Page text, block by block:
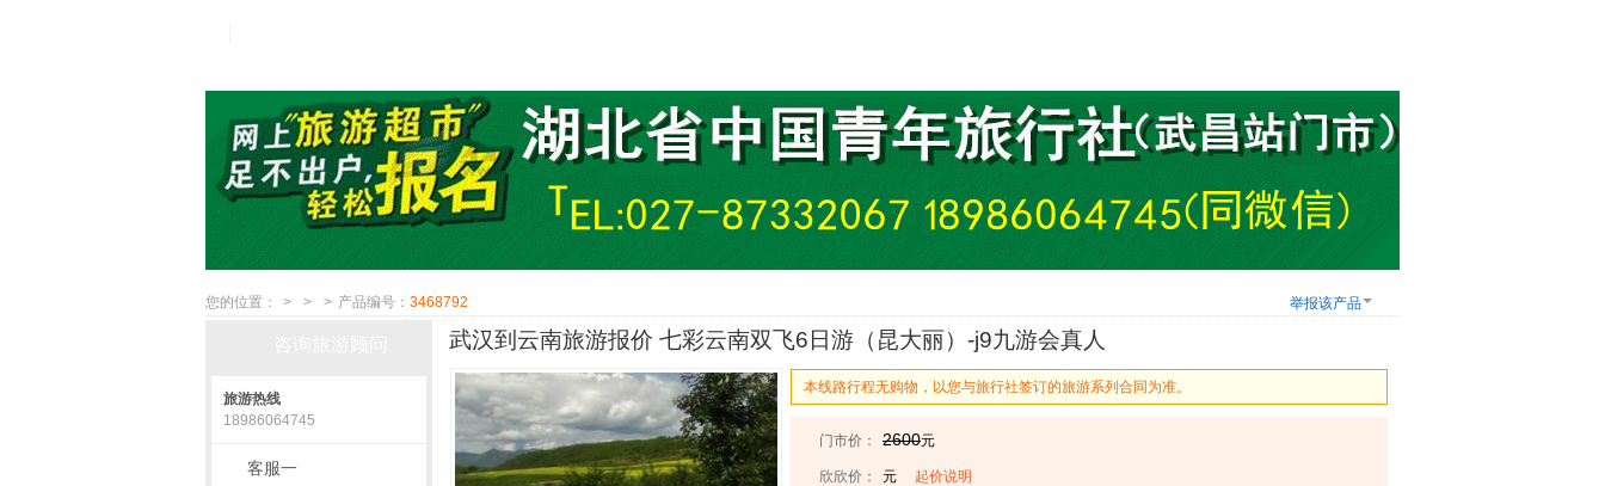
您的位置： > > > 产品编号： 3468792
武汉到云南旅游报价 七彩云南双飞6日游（昆大丽）-j9九游会真人
本线路行程无购物，以您与旅行社签订的旅游系列合同为准。
门市价： 2600元
欣欣价： 元 起价说明
旅游热线
18986064745
客服一
举报该产品